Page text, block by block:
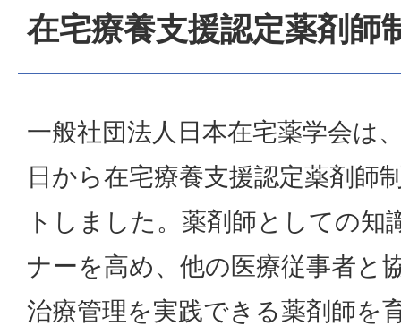
在宅療養支援認定薬剤師
一般社団法人日本在宅薬学会は
日から在宅療養支援認定薬剤師
トしました。薬剤師としての知
ナーを高め、他の医療従事者と
治療管理を実践できる薬剤師を